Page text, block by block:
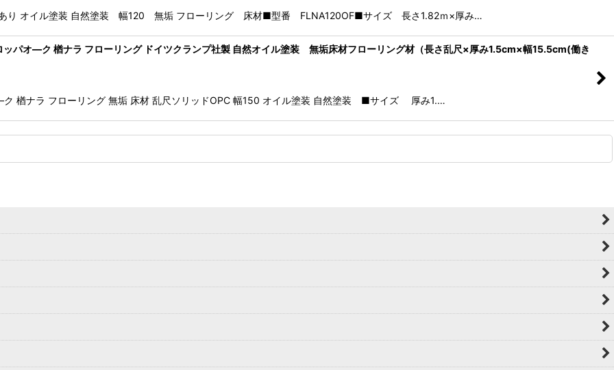
オイル塗装 自然塗装 幅120 無垢 フローリング 床材■型番 FLNA120OF■サイズ 長さ1.82ｍ×厚み…
パオ―ク 楢ナラ フローリング ドイツクランプ社製 自然オイル塗装 無垢床材フローリング材（長さ乱尺×厚み1.5cm×幅15.5cm(働き
ラ フローリング 無垢 床材 乱尺ソリッドOPC 幅150 オイル塗装 自然塗装 ■サイズ 厚み1.…